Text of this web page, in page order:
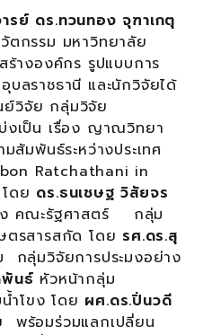
รย์ ดร.ทวนทอง จุฑาเกตุ
ตกรรม มหาวิทยาลัย
ร้างองค์กร รูปแบบการ
บลราชธานี และนักวิจัยได้
ย์วิจัย กลุ่มวิจัย
งเป็น เรื่อง ญาณวิทยา
สัมพันธ์ระหว่างประเทศ
Ratchathani in
ดย ดร.ธนเชษฐ วิสัยจร
ง คณะรัฐศาสตร์ กลุ่ม
ตรสารสกัด โดย รศ.ดร.สุ
กลุ่มวิจัยการประมงอย่าง
นธ์ หัวหน้ากลุ่ม
ำโขง โดย ผศ.ดร.ปิ่นวดี
พร้อมร่วมแลกเปลี่ยน